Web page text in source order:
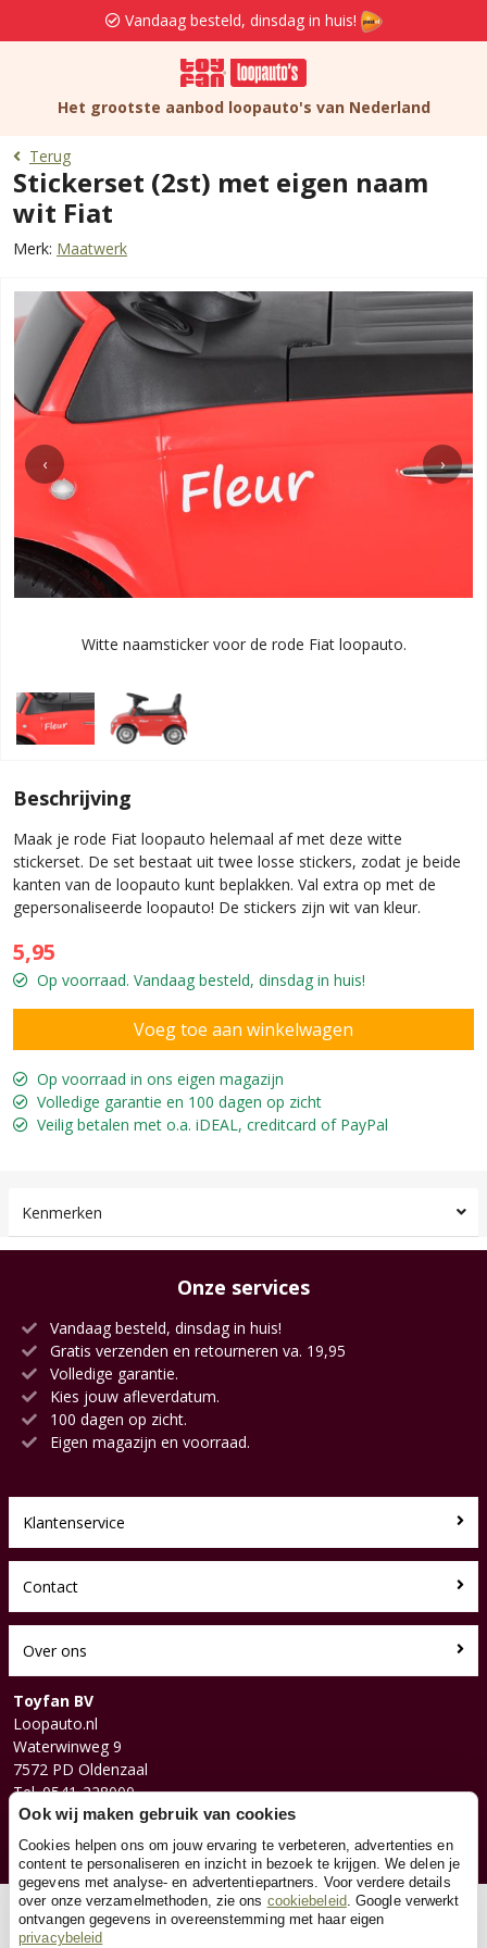
Vandaag besteld, dinsdag in huis!
Het grootste aanbod loopauto's van Nederland
Terug
Stickerset (2st) met eigen naam
wit Fiat
Merk: Maatwerk
‹ ›
Witte naamsticker voor de rode Fiat loopauto.
Beschrijving
Maak je rode Fiat loopauto helemaal af met deze witte
stickerset. De set bestaat uit twee losse stickers, zodat je beide
kanten van de loopauto kunt beplakken. Val extra op met de
gepersonaliseerde loopauto! De stickers zijn wit van kleur.
5,95
Op voorraad. Vandaag besteld, dinsdag in huis!
Op voorraad in ons eigen magazijn
Volledige garantie en 100 dagen op zicht
Veilig betalen met o.a. iDEAL, creditcard of PayPal
Kenmerken
Onze services
Vandaag besteld, dinsdag in huis!
Gratis verzenden en retourneren va. 19,95
Volledige garantie.
Kies jouw afleverdatum.
100 dagen op zicht.
Eigen magazijn en voorraad.
Klantenservice
Contact
Over ons
Toyfan BV
Loopauto.nl
Waterwinweg 9
7572 PD Oldenzaal
Tel. 0541-228000
Facebook
Instagram
© 2026 Toyfan BV
Ook wij maken gebruik van cookies
Cookies helpen ons om jouw ervaring te verbeteren, advertenties en
content te personaliseren en inzicht in bezoek te krijgen. We delen je
gegevens met analyse- en advertentiepartners. Voor verdere details
over onze verzamelmethoden, zie ons cookiebeleid. Google verwerkt
ontvangen gegevens in overeenstemming met haar eigen
privacybeleid